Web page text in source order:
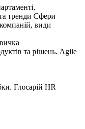
тренди Сфери
види
та рішень. Agile
Глосарій HR